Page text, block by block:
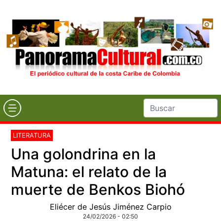
LITERATURA
Una golondrina en la
Matuna: el relato de la
muerte de Benkos Biohó
Eliécer de Jesús Jiménez Carpio
24/02/2026 - 02:50